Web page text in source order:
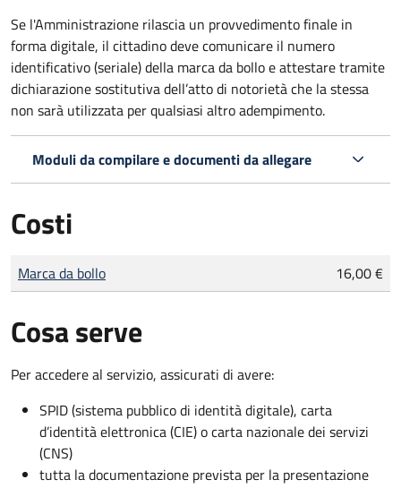
Se l'Amministrazione rilascia un provvedimento finale in
forma digitale, il cittadino devecomunicare il numero
identificativo (seriale) della marca da bollo e attestare tramite
dichiarazione sostitutiva dell’atto di notorietà che la stessa
non sarà utilizzata per qualsiasi altro adempimento.
Moduli da compilare e documenti da allegare
Costi
Tipo di pagamento
Importo
Marca da bollo 16,00 €
Cosa serve
Per accedere al servizio, assicurati di avere:
SPID (sistema pubblico di identità digitale), carta
d’identità elettronica (CIE) o carta nazionale dei servizi
(CNS)
tutta la documentazione prevista per la presentazione